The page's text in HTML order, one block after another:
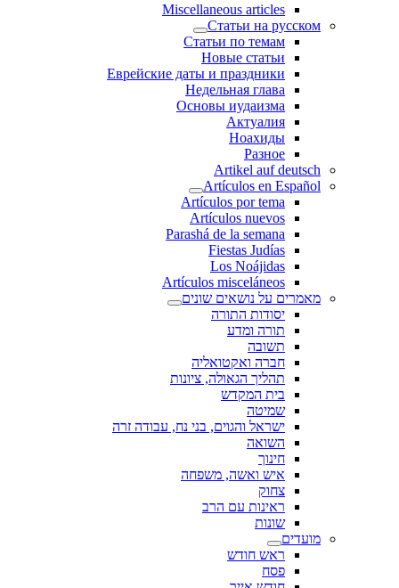
Miscellaneous articles
Статьи на русском
Статьи по темам
Новые статьи
Еврейские даты и праздники
Недельная глава
Основы иудаизма
Актуалия
Ноахиды
Разное
Artikel auf deutsch
Artículos en Español
Artículos por tema
Artículos nuevos
Parashá de la semana
Fiestas Judías
Los Noájidas
Artículos misceláneos
מאמרים על נושאים שונים
יסודות התורה
תורה ומדע
תשובה
חברה ואקטואליה
תהליך הגאולה, ציונות
בית המקדש
שמיטה
ישראל והגוים, בני נח, עבודה זרה
השואה
חינוך
איש ואשה, משפחה
צחוק
ראינות עם הרב
שונות
מועדים
ראש חודש
פסח